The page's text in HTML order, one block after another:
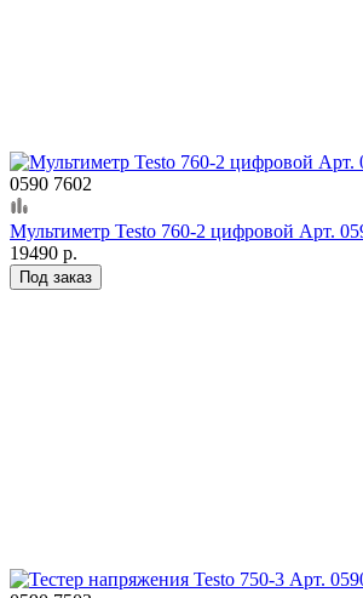
0590 7602
Мультиметр Testo 760-2 цифровой Арт.
19490 р.
Под заказ